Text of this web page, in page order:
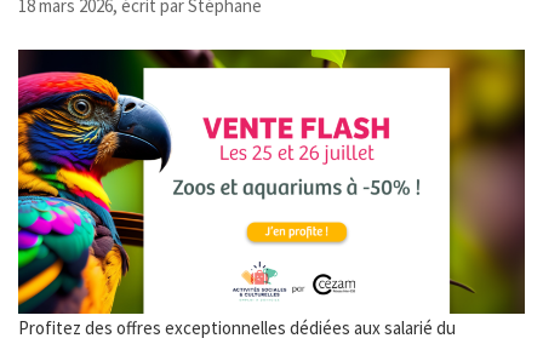
18 mars 2026, écrit parStéphane
Profitez des offres exceptionnelles dédiées aux salarié du